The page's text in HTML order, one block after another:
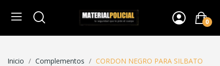
0
Inicio Complementos CORDON NEGRO PARA SILBATO